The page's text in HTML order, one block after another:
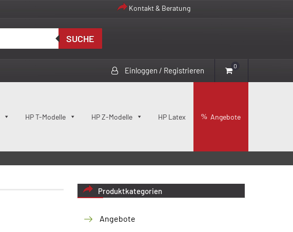
Kontakt & Beratung
SUCHE
Einloggen / Registrieren 0
HP T-Modelle HP Z-Modelle HP Latex Angebote
Produktkategorien
Angebote